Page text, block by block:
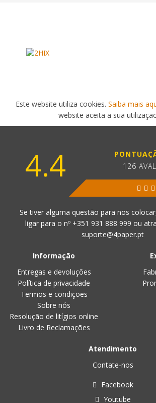
Este website utiliza cookies. Saiba mais
website aceita a sua
4.4
126
Se tiver alguma questão para nos
ligar para o nº +351 931 888 999 ou
suporte@4paper.pt
Informação
Entregas e devoluções
Política de privacidade
Termos e condições
Sobre nós
Resolução de litígios online
Livro de Reclamações
Atendimento
Contate-nos
Facebook
Youtube